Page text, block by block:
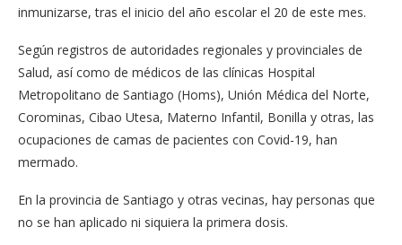
inmunizarse, tras el inicio del año escolar el 20 de este mes.
Según registros de autoridades regionales y provinciales de
Salud, así como de médicos de las clínicas Hospital
Metropolitano de Santiago (Homs), Unión Médica del Norte,
Corominas, Cibao Utesa, Materno Infantil, Bonilla y otras, las
ocupaciones de camas de pacientes con Covid-19, han
mermado.
En la provincia de Santiago y otras vecinas, hay personas que
no se han aplicado ni siquiera la primera dosis.